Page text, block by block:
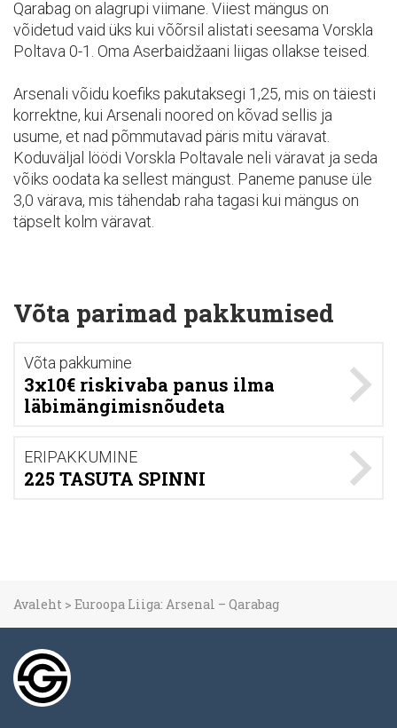
Qarabag on alagrupi viimane. Viiest mängus on
võidetud vaid üks kui võõrsil alistati seesama Vorskla
Poltava 0-1. Oma Aserbaidžaani liigas ollakse teised.
Arsenali võidu koefiks pakutaksegi 1,25, mis on täiesti
korrektne, kui Arsenali noored on kõvad sellis ja
usume, et nad põmmutavad päris mitu väravat.
Koduväljal löödi Vorskla Poltavale neli väravat ja seda
võiks oodata ka sellest mängust. Paneme panuse üle
3,0 värava, mis tähendab raha tagasi kui mängus on
täpselt kolm väravat.
Võta parimad pakkumised
Võta pakkumine
3x10€ riskivaba panus ilma
läbimängimisnõudeta
ERIPAKKUMINE
225 TASUTA SPINNI
Avaleht > Euroopa Liiga: Arsenal – Qarabag